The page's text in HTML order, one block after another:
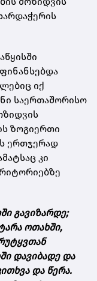
იქ
საერთაშორისო
ზოგიერთი
ერთჯერად
კი
გავიზარდე;
ოთახში,
დავიბადე და
და წერა.